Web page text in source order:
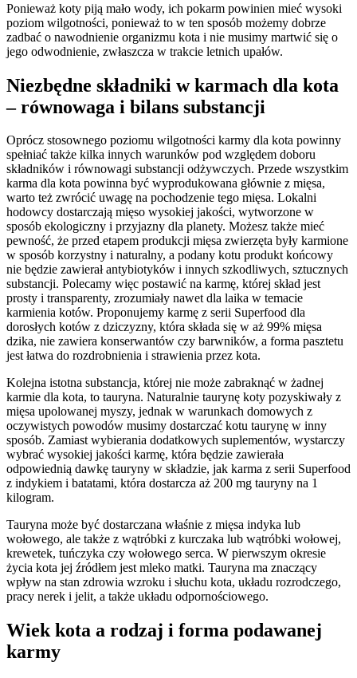
Ponieważ koty piją mało wody, ich pokarm powinien mieć wysoki
poziom wilgotności, ponieważ to w ten sposób możemy dobrze
zadbać o nawodnienie organizmu kota i nie musimy martwić się o
jego odwodnienie, zwłaszcza w trakcie letnich upałów.
Niezbędne składniki w karmach dla kota
– równowaga i bilans substancji
Oprócz stosownego poziomu wilgotności karmy dla kota powinny
spełniać także kilka innych warunków pod względem doboru
składników i równowagi substancji odżywczych. Przede wszystkim
karma dla kota powinna być wyprodukowana głównie z mięsa,
warto też zwrócić uwagę na pochodzenie tego mięsa. Lokalni
hodowcy dostarczają mięso wysokiej jakości, wytworzone w
sposób ekologiczny i przyjazny dla planety. Możesz także mieć
pewność, że przed etapem produkcji mięsa zwierzęta były karmione
w sposób korzystny i naturalny, a podany kotu produkt końcowy
nie będzie zawierał antybiotyków i innych szkodliwych, sztucznych
substancji. Polecamy więc postawić na karmę, której skład jest
prosty i transparenty, zrozumiały nawet dla laika w temacie
karmienia kotów. Proponujemy karmę z serii Superfood dla
dorosłych kotów z dziczyzny, która składa się w aż 99% mięsa
dzika, nie zawiera konserwantów czy barwników, a forma pasztetu
jest łatwa do rozdrobnienia i strawienia przez kota.
Kolejna istotna substancja, której nie może zabraknąć w żadnej
karmie dla kota, to tauryna. Naturalnie taurynę koty pozyskiwały z
mięsa upolowanej myszy, jednak w warunkach domowych z
oczywistych powodów musimy dostarczać kotu taurynę w inny
sposób. Zamiast wybierania dodatkowych suplementów, wystarczy
wybrać wysokiej jakości karmę, która będzie zawierała
odpowiednią dawkę tauryny w składzie, jak karma z serii Superfood
z indykiem i batatami, która dostarcza aż 200 mg tauryny na 1
kilogram.
Tauryna może być dostarczana właśnie z mięsa indyka lub
wołowego, ale także z wątróbki z kurczaka lub wątróbki wołowej,
krewetek, tuńczyka czy wołowego serca. W pierwszym okresie
życia kota jej źródłem jest mleko matki. Tauryna ma znaczący
wpływ na stan zdrowia wzroku i słuchu kota, układu rozrodczego,
pracy nerek i jelit, a także układu odpornościowego.
Wiek kota a rodzaj i forma podawanej
karmy